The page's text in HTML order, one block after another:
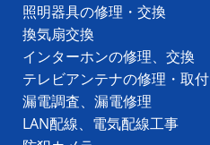
照明器具の修理・交換
換気扇交換
インターホンの修理、交換
テレビアンテナの修理・取付
漏電調査、漏電修理
LAN配線、電気配線工事